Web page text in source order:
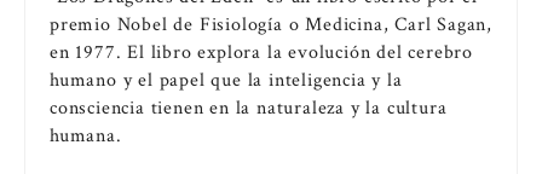
premio Nobel de Fisiología o Medicina, Carl Sagan,
en 1977. El libro explora la evolución del cerebro
humano y el papel que la inteligencia y la
consciencia tienen en la naturaleza y la cultura
humana.